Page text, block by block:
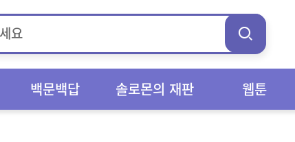
백문백답 솔로몬의 재판 웹툰